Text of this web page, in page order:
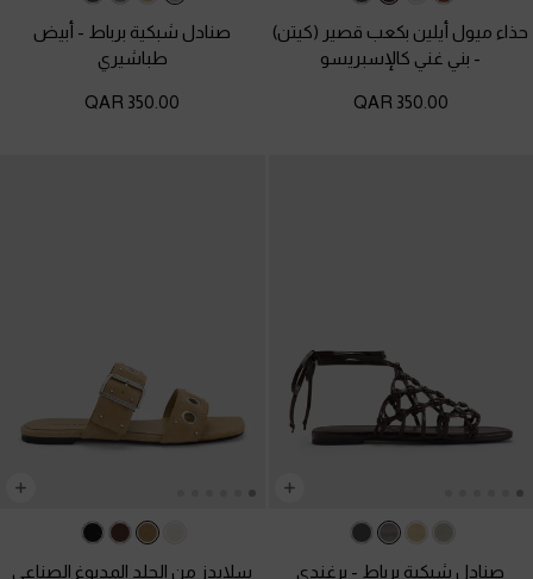
حذاء ميول أيلين بكعب قصير (كيتن)
- بني غني كالإسبريسو
350.00 QAR
صنادل شبكية برباط - أبيض
طباشيري
350.00 QAR
صنادل شبكية برباط - برغندي
سلايدز من الجلد المدبوغ الصناعي